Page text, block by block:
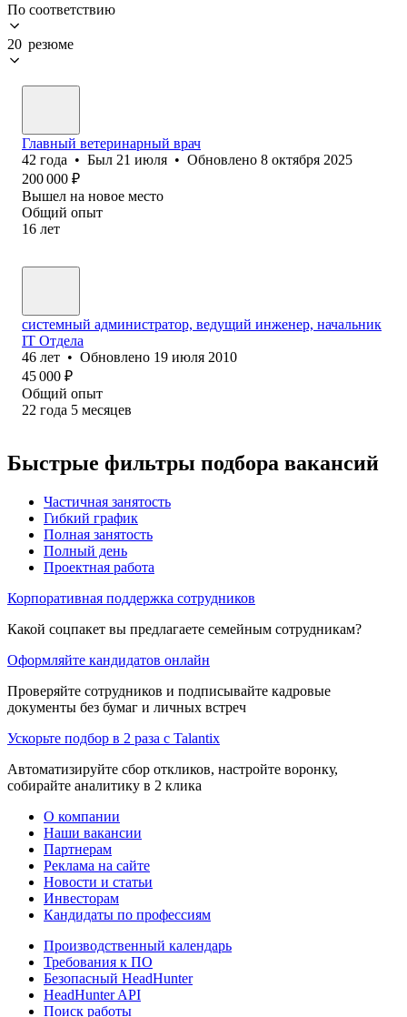
По соответствию
20 резюме
Главный ветеринарный врач
42 года • Был 21 июля • Обновлено 8 октября 2025
200 000 ₽
Вышел на новое место
Общий опыт
16 лет
системный администратор, ведущий инженер, начальник
IT Отдела
46 лет • Обновлено 19 июля 2010
45 000 ₽
Общий опыт
22 года 5 месяцев
Быстрые фильтры подбора вакансий
Частичная занятость
Гибкий график
Полная занятость
Полный день
Проектная работа
Корпоративная поддержка сотрудников
Какой соцпакет вы предлагаете семейным сотрудникам?
Оформляйте кандидатов онлайн
Проверяйте сотрудников и подписывайте кадровые
документы без бумаг и личных встреч
Ускорьте подбор в 2 раза с Talantix
Автоматизируйте сбор откликов, настройте воронку,
собирайте аналитику в 2 клика
О компании
Наши вакансии
Партнерам
Реклама на сайте
Новости и статьи
Инвесторам
Кандидаты по профессиям
Производственный календарь
Требования к ПО
Безопасный HeadHunter
HeadHunter API
Поиск работы